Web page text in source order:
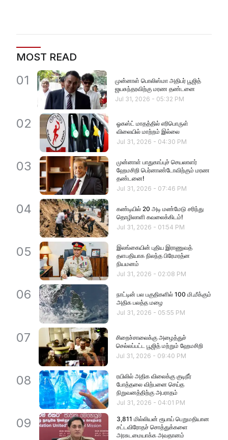
MOST READ
01
முன்னாள் பொலிஸ்மா அதிபர் பூஜித்
ஜயசுந்தரவிற்கு மரண தண்டனை
Jul 31, 2026 - 05:32 PM
02
ஓகஸ்ட் மாதத்தில் எரிபொருள்
விலையில் மாற்றம் இல்லை
Jul 31, 2026 - 04:30 PM
03
முன்னாள் பாதுகாப்புச் செயலாளர்
ஹேமசிறி பெர்னாண்டோவிற்கும் மரண
தண்டனை!
Jul 31, 2026 - 07:46 PM
04
கண்டியில் 20 அடி மண்மேடு சரிந்து
தொழிலாளி கவலைக்கிடம்!
Jul 31, 2026 - 01:54 PM
05
இலங்கையின் புதிய இராணுவத்
தளபதியாக நிலந்த பிரேமரத்ன
நியமனம்
Jul 31, 2026 - 02:08 PM
06
நாட்டின் பல பகுதிகளில் 100 மி.மீக்கும்
அதிக பலத்த மழை
Jul 31, 2026 - 05:55 PM
07
சிறைச்சாலைக்கு அழைத்துச்
செல்லப்பட்ட பூஜித் மற்றும் ஹேமசிறி
Jul 31, 2026 - 09:40 PM
08
ரயிலில் அதிக விலைக்கு குடிநீர் ​
போத்தலை விற்பனை செய்த
நிறுவனத்திற்கு அபராதம்
Jul 31, 2026 - 04:01 PM
09
3,811 மில்லியன் ரூபாய் பெறுமதியான
சட்டவிரோதச் சொத்துக்களை
அரசுடமையாக்க அவதானம்